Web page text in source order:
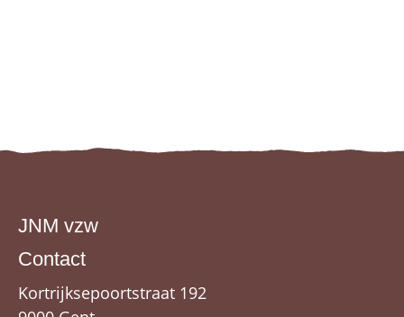
JNM vzw
Contact
Kortrijksepoortstraat 192